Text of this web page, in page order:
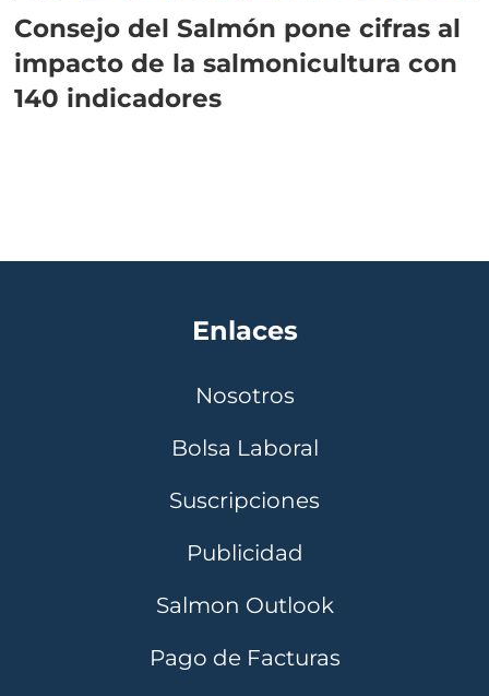
Consejo del Salmón pone cifras al
impacto de la salmonicultura con
140 indicadores
Enlaces
Nosotros
Bolsa Laboral
Suscripciones
Publicidad
Salmon Outlook
Pago de Facturas